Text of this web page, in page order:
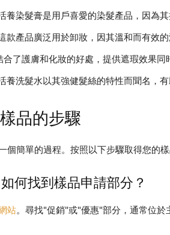
養染髮膏是用戶喜愛的染髮產品，因為其
款產品廣泛用於卸妝，因其溫和而有效的
合了護膚和化妝的好處，提供遮瑕效果同
養洗髮水以其強健髮絲的特性而聞名，
品的步驟
個簡單的過程。按照以下步驟取得您的樣
何找到樣品申請部分？
站。尋找"促銷"或"優惠"部分，通常位於